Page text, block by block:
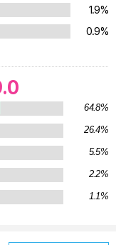
독간호사 여성들 그
을 바라보면서 과거
짓말을 해야 했던 한
’. 1994년 도시가스 폭
생의 비극성을 깨달
을 해미에게 감추지
어려서 무슨 일이 일어
된 해미는 선의의 거짓
아주며 혼자 슬픔을
1.9%
0.9%
64.8%
26.4%
5.5%
2.2%
1.1%